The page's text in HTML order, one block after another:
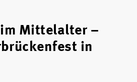
Mittelalter –
in